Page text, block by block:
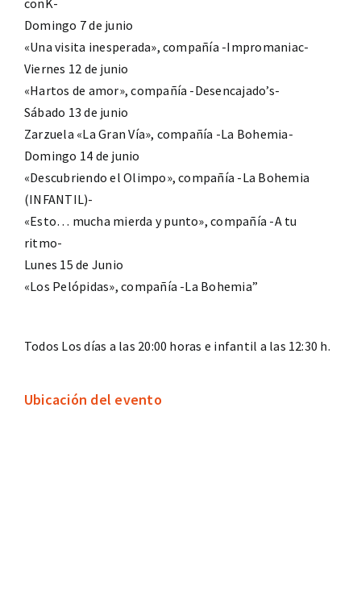
conK-
Domingo 7 de junio
«Una visita inesperada», compañía -Impromaniac-
Viernes 12 de junio
«Hartos de amor», compañía -Desencajado’s-
Sábado 13 de junio
Zarzuela «La Gran Vía», compañía -La Bohemia-
Domingo 14 de junio
«Descubriendo el Olimpo», compañía -La Bohemia
(INFANTIL)-
«Esto… mucha mierda y punto», compañía -A tu
ritmo-
Lunes 15 de Junio
«Los Pelópidas», compañía -La Bohemia”
Todos Los días a las 20:00 horas e infantil a las 12:30 h.
Ubicación del evento